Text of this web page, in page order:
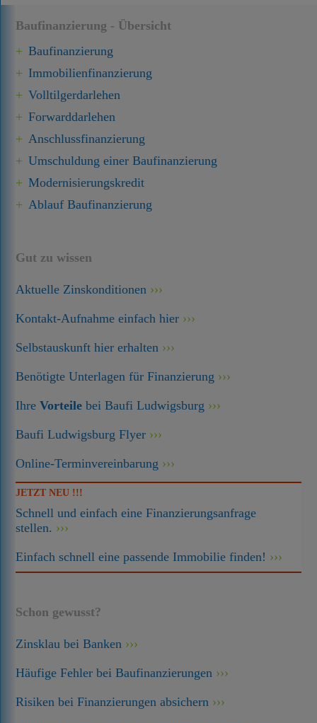
Baufinanzierung - Übersicht
Baufinanzierung
Immobilien­finanzierung
Volltilgerdarlehen
Forward­darlehen
Anschluss­finanzierung
Umschuldung einer Baufinanzierung
Modernisierungskredit
Ablauf Baufinanzierung
Gut zu wissen
Aktuelle Zinskonditionen
Kontakt-Aufnahme einfach hier
Selbstauskunft hier erhalten
Benötigte Unterlagen für Finanzierung
IhreVorteile bei Baufi Ludwigsburg
Baufi Ludwigsburg Flyer
Online-Terminvereinbarung
JETZT NEU !!!
Schnell und einfach eine Finanzierungsanfrage
stellen.
Einfach schnell eine passende Immobilie finden!
Schon gewusst?
Zinsklau bei Banken
Häufige Fehler bei Baufinanzierungen
Risiken bei Finanzierungen absichern